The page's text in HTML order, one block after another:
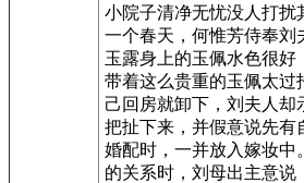
小院子清净无忧没人打扰
一个春天，何惟芳侍奉刘
玉露身上的玉佩水色很好
带着这么贵重的玉佩太过
己回房就卸下，刘夫人却
把扯下来，并假意说先有
婚配时，一并放入嫁妆中
的关系时，刘母出主意说